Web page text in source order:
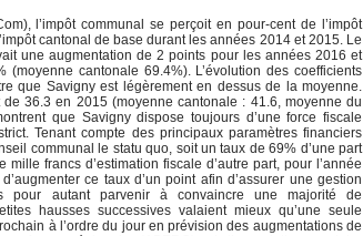
l’impôt communal se perçoit en pour-cent de l’impôt
cantonal de base durant les années 2014 et 2015. Le
une augmentation de 2 points pour les années 2016 et
cantonale 69.4%). L’évolution des coefficients
que Savigny est légèrement en dessus de la moyenne.
36.3 en 2015 (moyenne cantonale : 41.6, moyenne du
que Savigny dispose toujours d’une force fiscale
Tenant compte des principaux paramètres financiers
communal le statu quo, soit un taux de 69% d’une part
francs d’estimation fiscale d’autre part, pour l’année
ce taux d’un point afin d’assurer une gestion
pour autant parvenir à convaincre une majorité de
hausses successives valaient mieux qu’une seule
à l’ordre du jour en prévision des augmentations de